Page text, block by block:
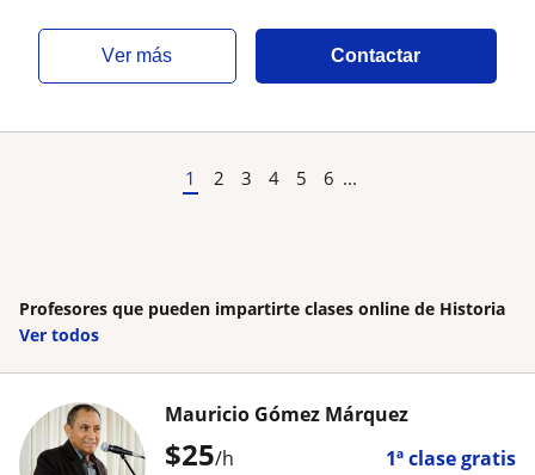
ver más Contactar
1 2 3 4 5 6 ...
Profesores que pueden impartirte clases online de Historia
Ver todos
$25/h 1ª clase gratis
Mauricio Gómez Márquez